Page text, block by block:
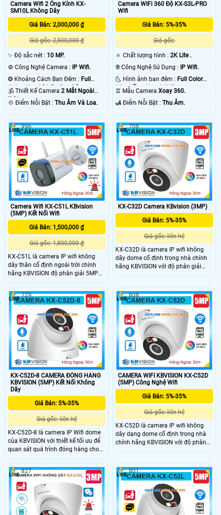
Camera Wifi 2 Ống Kính KX-
SM10L Không Dây
Giá Bán: 2,000,000 ₫
Giá gốc: 2,500,000 ₫
✨ Độ sắc nét : 10 MP.
⚙ Công Nghệ Camera :
IP Wifi.
❂ Khoảng Cách Ban Đêm : Full
Color 40m Có Màu Ban Ðêm.
🕉️ Thiết Kế Camera 2 Mắt Ngoài
Trời.
️💠 Điểm Nỗi Bật : Thu Âm Và Loa.
Camera WIFi 360 Độ KX-S3L-PRO
Wifi
Giá Bán: 5%-35%
Giá gốc:
🔅 Chất lượng hình :2K Lite .
®️ Công Nghệ Sử Dụng :
IP Wifi.
🌜 Hình ảnh ban đêm : Full Color
30m Hồng Ngoại SMD.
♊ Mẫu CameraXoay 360.
️🛃 Điểm Nỗi Bật :Thu Âm.
Camera Wifi KX-C51L KBvision
(5MP) Kết Nối Wifi
Giá Bán: 1,500,000 ₫
Giá gốc: 1,800,000 ₫
KX-C51L là camera IP wifi không
dây thân cố định ngoài trời chính
hãng KBVISION độ phân giải 5MP
cho hình ảnh sắc nét. Camera tích
hợp hồng ngoại 30m, ánh sáng kép
full color, đàm thoại 2 chiều, khe
cắm thẻ nhớ 256GB, phát hiện người
và xe, hỗ trợ báo động thông minh.
Với chuẩn chống nước IP67, KX-
C51L là lựa chọn camera giá rẻ
nhưng đầy đủ tính năng cho nhu
cầu an ninh ngoài trời.
996
KX-C32D Camera KBvision (3MP)
Giá Bán: 5%-35%
Giá gốc: liên hệ
KX-C32D là camera IP wifi không
dây dome cố định trong nhà chính
hãng KBVISION với độ phân giải
3MP cho hình ảnh sắc nét. Camera
kép full color, khe cắm thẻ nhớ lên
đến 256GB và khả năng phân biệt
người, xe chính xác. Với chuẩn
kháng nước IP67 và mức giá rẻ đây
là lựa chọn lý tưởng cho giám sát
an ninh gia đình, văn phòng, cửa
hàng,...
708
KX-C52D-8 CAMERA ĐÓNG HÀNG
KBVISION (5MP) Kết Nối Không
Dây
Giá Bán: 5%-35%
Giá gốc: liên hệ
KX-C52D-8 là camera IP Wifi dome
của KBVISION với thiết kế tối ưu để
quan sát quá trình đóng hàng cho
đơn Shopee, Lazada, Tiktok,... có độ
phân giải 5MP hồng ngoại 30m và
công nghệ ánh sáng kép Full Color.
Camera hỗ trợ khe cắm thẻ nhớ lên
đến 256GB, tích hợp tính năng phân
biệt người và xe thông minh, giúp
giám sát hiệu quả và chính xác
729
CAMERA WIFI KBVISION KX-C52D
(5MP) Công Nghệ Wifi
Giá Bán: 5%-35%
Giá gốc: liên hệ
KX-C52D là camera IP wifi không
dây dạng dome cố định trong nhà
chính hãng KBVISION với độ phân
giải 5MP cho hình ảnh sắc nét.
sáng kép full color, khe cắm thẻ nhớ
lên đến 256GB và khả năng phân
biệt người và xe chính xác. Với
chuẩn chống bụi nước IP67 và mức
giá rẻ, camera KX-C52D là lựa chọn
lý tưởng cho nhu cầu giám sát an
608
827 801